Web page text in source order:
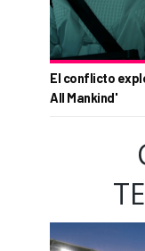
El conflicto
All Mankind'